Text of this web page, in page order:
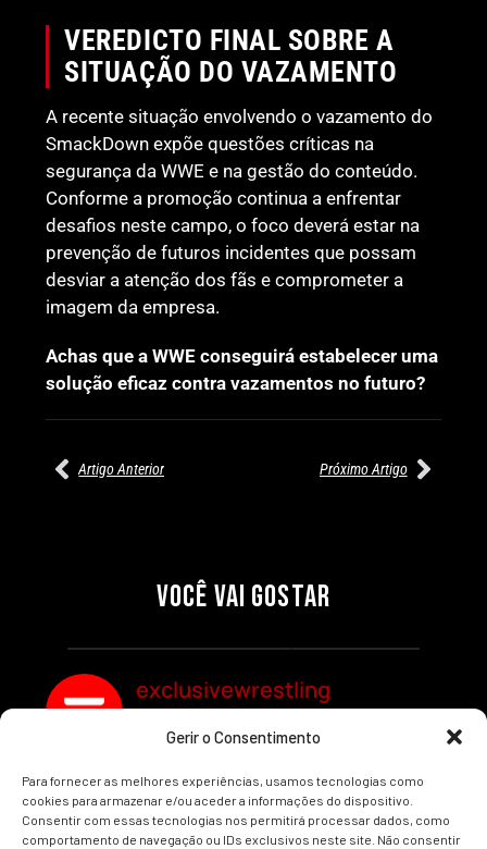
Gerir o Consentimento
Para fornecer as melhores experiências, usamos tecnologias como
cookies para armazenar e/ou aceder a informações do dispositivo.
Consentir com essas tecnologias nos permitirá processar dados, como
comportamento de navegação ou IDs exclusivos neste site. Não consentir
VEREDICTO FINAL SOBRE A
SITUAÇÃO DO VAZAMENTO
A recente situação envolvendo o vazamento do
SmackDown expõe questões críticas na
segurança da WWE e na gestão do conteúdo.
Conforme a promoção continua a enfrentar
desafios neste campo, o foco deverá estar na
prevenção de futuros incidentes que possam
desviar a atenção dos fãs e comprometer a
imagem da empresa.
Achas que a WWE conseguirá estabelecer uma
solução eficaz contra vazamentos no futuro?
Artigo Anterior Próximo Artigo
VOCÊ VAI GOSTAR
SEGMENTOS A NÃO PERDER
Por exclusivewrestling
MUNDIAL FEMININO NA AEW
REDEMPTION
Por exclusivewrestling
exclusivewrestling
Ver mais Artigos